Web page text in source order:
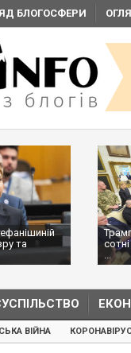
БЛОГОСФЕРИ
та
...
ВІЙНА